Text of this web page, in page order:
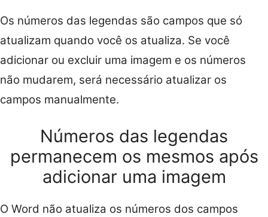
Os números das legendas são campos que só
atualizam quando você os atualiza. Se você
adicionar ou excluir uma imagem e os números
não mudarem, será necessário atualizar os
campos manualmente.
Números das legendas
permanecem os mesmos após
adicionar uma imagem
O Word não atualiza os números dos campos